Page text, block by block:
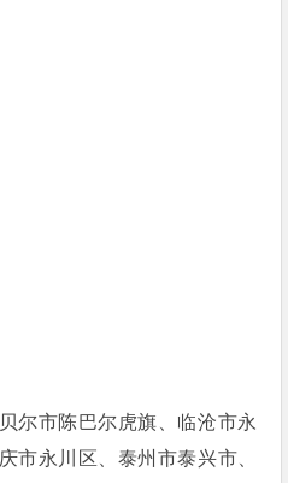
尔市陈巴尔虎旗、临沧市永
市永川区、泰州市泰兴市、